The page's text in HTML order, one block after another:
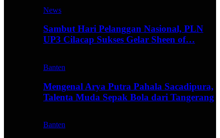
News
Sambut Hari Pelanggan Nasional, PLN
UP3 Cilacap Sukses Gelar Sheen of…
Banten
Mengenal Arya Putra Pahala Sacadipura,
Talenta Muda Sepak Bola dari Tangerang
Banten